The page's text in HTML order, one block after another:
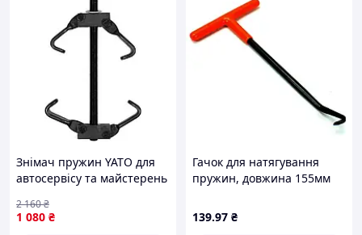
Знімач пружин YATO для
автосервісу та майстерень
інструмент для зняття
пружин
1 080 ₴
2 160₴
Гачок для натягування
пружин, довжина 155мм
139.97 ₴